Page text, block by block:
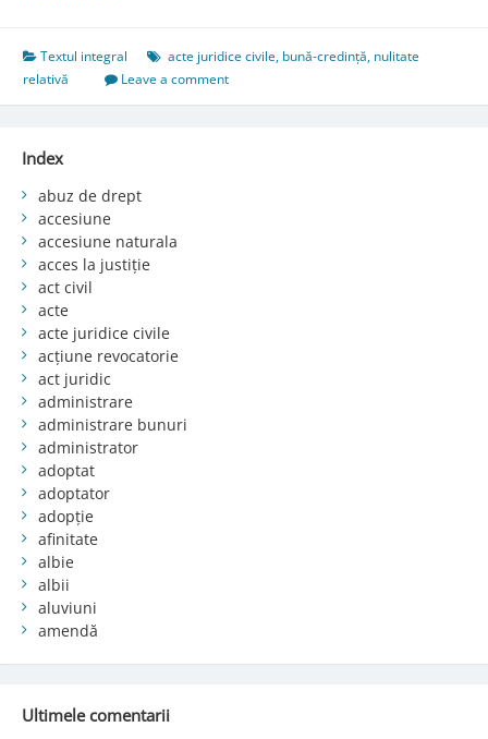
actelor
încheiate
de
Textul integral acte juridice civile, bună-credință, nulitate
relativă
Leave a comment
Index
abuz de drept
accesiune
accesiune naturala
acces la justiție
act civil
acte
acte juridice civile
acțiune revocatorie
act juridic
administrare
administrare bunuri
administrator
adoptat
adoptator
adopție
afinitate
albie
albii
aluviuni
amendă
Ultimele comentarii